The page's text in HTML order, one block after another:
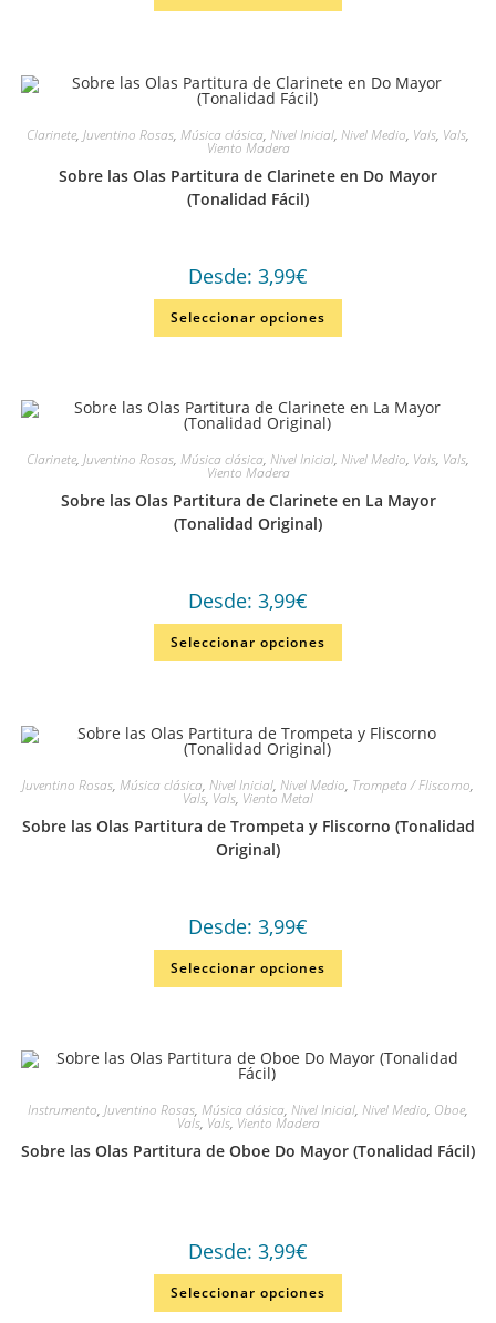
Clarinete, Juventino Rosas, Música clásica, Nivel Inicial, Nivel Medio, Vals, Vals,
Viento Madera
Sobre las Olas Partitura de Clarinete en Do Mayor
(Tonalidad Fácil)
Desde: 3,99€
Seleccionar opciones
Clarinete, Juventino Rosas, Música clásica, Nivel Inicial, Nivel Medio, Vals, Vals,
Viento Madera
Sobre las Olas Partitura de Clarinete en La Mayor
(Tonalidad Original)
Desde: 3,99€
Seleccionar opciones
Juventino Rosas, Música clásica, Nivel Inicial, Nivel Medio, Trompeta / Fliscorno,
Vals, Vals, Viento Metal
Sobre las Olas Partitura de Trompeta y Fliscorno (Tonalidad
Original)
Desde: 3,99€
Seleccionar opciones
Instrumento, Juventino Rosas, Música clásica, Nivel Inicial, Nivel Medio, Oboe,
Vals, Vals, Viento Madera
Sobre las Olas Partitura de Oboe Do Mayor (Tonalidad Fácil)
Desde: 3,99€
Seleccionar opciones